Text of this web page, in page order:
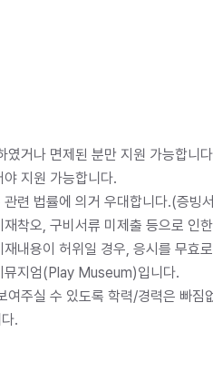
였거나 면제된 분만 지원 가능합니
지원 가능합니다.
련 법률에 의거 우대합니다.(증빙
착오, 구비서류 미제출 등으로 인
내용이 허위일 경우, 응시를 무효
뮤지엄(Play Museum)입니다.
여주실 수 있도록 학력/경력은 빠짐
.